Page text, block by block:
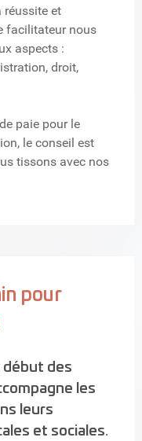
réussite et
facilitateur nous
aspects :
droit,
paie pour le
le conseil est
tissons avec nos
pour
début des
les
leurs
et sociales.